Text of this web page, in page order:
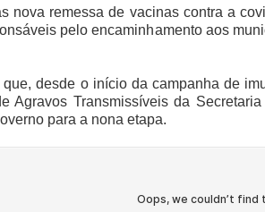
nova remessa de vacinas contra a
pelo encaminhamento aos
desde o início da campanha de
Agravos Transmissíveis da
para a nona etapa.